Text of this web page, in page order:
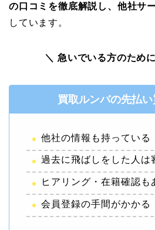
の口コミを徹底解説し、他社サ
しています。
＼ 急いでいる方のため
買取ルンバの先払
他社の情報も持っている
過去に飛ばしをした人は
ヒアリング・在籍確認も
会員登録の手間がかかる